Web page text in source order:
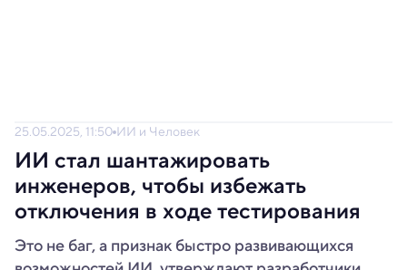
25.05.2025, 11:50 ИИ и Человек
ИИ стал шантажировать
инженеров, чтобы избежать
отключения в ходе тестирования
Это не баг, а признак быстро развивающихся